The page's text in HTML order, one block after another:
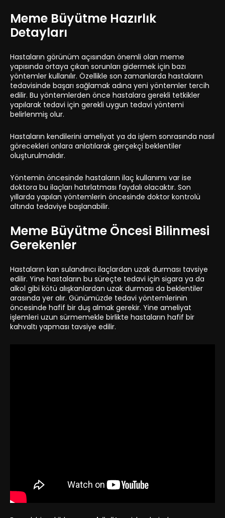
Meme Büyütme Hazırlık
Detayları
Hastaların görünüm açısından önemli olan meme
yapısında ortaya çıkan sorunları gidermek için bazı
yöntemler kullanılır. Özellikle son zamanlarda hastaların
tedavisinde başarı sağlamak adına yeni yöntemler tercih
edilir. Bu yöntemlerden önce hastalara gerekli tetkikler
yapılarak tedavi için gerekli uygun tedavi yöntemi
belirlenmiş olur.
Hastaların kendilerini ameliyat ya da işlem sonrasında nasıl
görecekleri onlara anlatılarak gerçekçi beklentiler
oluşturulmalıdır.
Yöntemin öncesinde hastaların ilaç kullanımı var ise
doktora bu ilaçları hatırlatması faydalı olacaktır. Son
yıllarda yapılan yöntemlerin öncesinde doktor kontrolü
altında tedaviye başlanabilir.
Meme Büyütme Öncesi Bilinmesi
Gerekenler
Hastaların kan sulandırıcı ilaçlardan uzak durması tavsiye
edilir. Yine hastaların bu süreçte tedavi için sigara ya da
alkol gibi kötü alışkanlardan uzak durması da beklentiler
arasında yer alır. Günümüzde tedavi yöntemlerinin
öncesinde hafif bir duş almak gerekir. Yine ameliyat
işlemleri uzun sürmemekle birlikte hastaların hafif bir
kahvaltı yapması tavsiye edilir.